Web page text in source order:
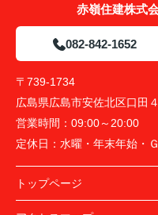
赤嶺住建株式
082-842-1652
〒739-1734
広島県広島市安佐北区口田
営業時間： 09:00～20:00
定休日： 水曜・年末年始・
トップページ